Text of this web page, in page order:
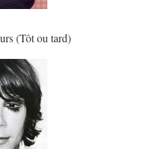
(Tôt ou tard)